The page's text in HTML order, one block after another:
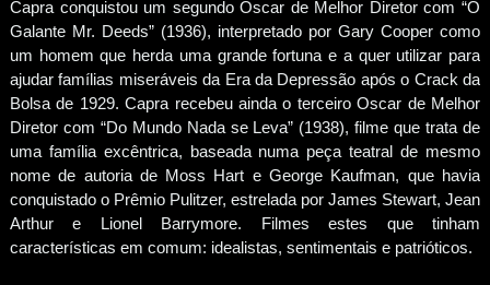
Capra conquistou um segundo Oscar de Melhor Diretor com “O
Galante Mr. Deeds” (1936), interpretado por Gary Cooper como
um homem que herda uma grande fortuna e a quer utilizar para
ajudar famílias miseráveis da Era da Depressão após o Crack da
Bolsa de 1929. Capra recebeu ainda o terceiro Oscar de Melhor
Diretor com “Do Mundo Nada se Leva” (1938), filme que trata de
uma família excêntrica, baseada numa peça teatral de mesmo
nome de autoria de Moss Hart e George Kaufman, que havia
conquistado o Prêmio Pulitzer, estrelada por James Stewart, Jean
Arthur e Lionel Barrymore. Filmes estes que tinham
características em comum: idealistas, sentimentais e patrióticos.